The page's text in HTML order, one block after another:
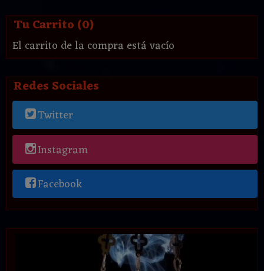
Tu Carrito (0)
El carrito de la compra está vacío
Redes Sociales
Twitter
Instagram
Facebook